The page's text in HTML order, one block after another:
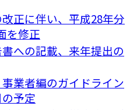
正に伴い、平成28年分
を修正
への記載、来年提出の
業者編のガイドライン
予定